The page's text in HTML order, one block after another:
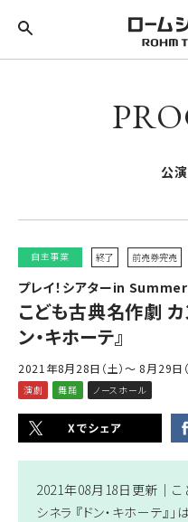
公演
自主事業 終了 前売券完売
プレイ！シアターin
こども古典名作劇
ン・キホーテ』
2021年8月28日（土）～ 8月29日（
演劇 舞踊 ノースホール
2021年08月18日更新｜
シネラ 『ドン・キホーテ』